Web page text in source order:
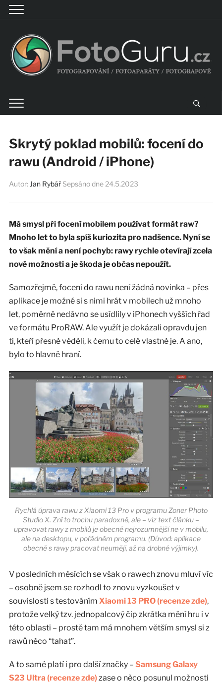
Skrytý poklad mobilů: focení do
rawu (Android / iPhone)
Autor: Jan Rybář Sepsáno dne 24.5.2023
Má smysl při focení mobilem používat formát raw?
Mnoho let to byla spíš kuriozita pro nadšence. Nyní se
to však mění a není pochyb: rawy rychle otevírají zcela
nové možnosti a je škoda je občas nepoužít.
Samozřejmě, focení do rawu není žádná novinka – přes
aplikace je možné si s nimi hrát v mobilech už mnoho
let, poměrně nedávno se usídlily v iPhonech vyšších řad
ve formátu ProRAW. Ale využít je dokázali opravdu jen
ti, kteří přesně věděli, k čemu to celé vlastně je. A ano,
bylo to hlavně hraní.
Rychlá úprava rawu z Xiaomi 13 Pro v programu Zoner Photo
Studio X. Zní to trochu paradoxně, ale – viz text článku –
upravovat rawy z mobilů je obecně nejrozumnější ne v mobilu,
ale na desktopu, v pořádném programu. (Důvod: aplikace
obecně s rawy pracovat neumějí, až na drobné výjimky).
V posledních měsících se však o rawech znovu mluví víc
– osobně jsem se rozhodl to znovu vyzkoušet v
souvislosti s testováním Xiaomi 13 PRO (recenze zde),
protože velký tzv. jednopalcový čip zkrátka mění hru i v
této oblasti – prostě tam má mnohem větším smysl si z
rawů něco “tahat”.
A to samé platí i pro další značky – Samsung Galaxy
S23 Ultra (recenze zde)zase o něco posunul možnosti